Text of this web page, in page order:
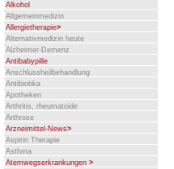
Alkohol
Allgemeinmedizin
Allergietherapie>
Alternativmedizin heute
Alzheimer-Demenz
Antibabypille
Anschlussheilbehandlung
Antibiotika
Apotheken
Arthritis, rheumatoide
Arthrose
Arzneimittel-News>
Aspirin Therapie
Asthma
Atemwegserkrankungen >